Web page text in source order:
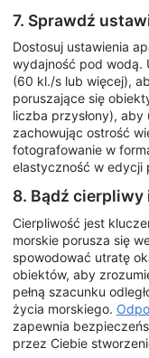
7. Sprawdź
Dostosuj ustawienia
wydajność pod wodą.
(60 kl./s lub więcej),
poruszające się
liczba przysłony), aby
zachowując ostrość
fotografowanie w
elastyczność w edycji
8. Bądź
Cierpliwość jest
morskie porusza się
spowodować utratę
obiektów, aby
pełną szacunku
życia morskiego.
zapewnia
przez Ciebie